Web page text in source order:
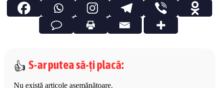
S-ar putea să-ți placă:
Nu există articole asemănătoare.